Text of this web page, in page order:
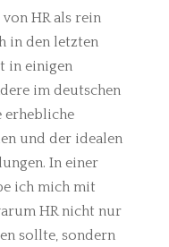
HR als rein
in den letzten
in einigen
im deutschen
erhebliche
und der idealen
In einer
ich mich mit
HR nicht nur
sollte, sondern